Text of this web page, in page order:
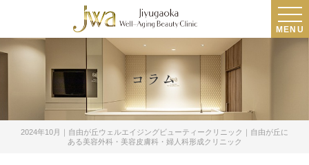
MENU
コラム
2024年10月｜自由が丘ウェルエイジングビューティークリニック｜自由が丘に
ある美容外科・美容皮膚科・婦人科形成クリニック